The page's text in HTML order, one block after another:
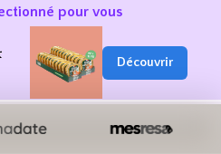
pour vous
Découvrir